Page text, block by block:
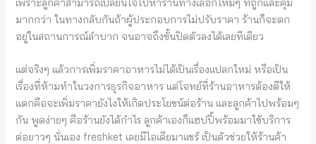
มากกว่า ในทางกลับกันถ้าผู้ประกอบการไม่ปรับราคา ร้านก็จะตก
อยู่ในสถานการณ์ลำบาก จนอาจถึงขั้นปิดตัวลงได้เลยทีเดียว
แต่จริงๆ แล้วการเพิ่มราคาอาหารไม่ได้เป็นเรื่องแปลกใหม่ หรือเป็น
เรื่องที่ห้ามทำในวงการธุรกิจอาหาร แต่โจทย์ที่ร้านอาหารต้องตีให้
แตกคือจะเพิ่มราคายังไงให้เกิดประโยชน์ต่อร้าน และลูกค้าไปพร้อมๆ
กัน พูดง่ายๆ คือร้านยังได้กำไร ลูกค้าเองก็แฮปปี้พร้อมมาใช้บริการ
ต่อยาวๆ นั่นเอง freshket เลยมีไอเดียมาแชร์ เป็นตัวช่วยให้ร้านค้า